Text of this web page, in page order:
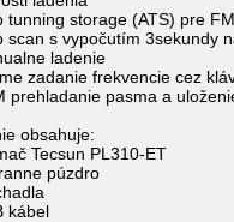
tunning storage (ATS) pre
scan s vypočutím 3sekundy
ladenie
zadanie frekvencie cez
prehladanie pasma a
obsahuje:
Tecsun PL310-ET
púzdro
kábel